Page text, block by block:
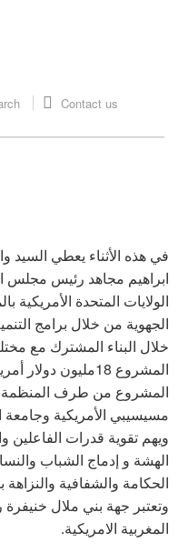
Contact us
في هذه الأثناء يعطي السيد
ابراهيم مجاهد رئيس مجلس
الولايات المتحدة الأمريكية
الجهوية من خلال برامج
خلال البناء المشترك مع
مسيسيبي الأمريكية
ويهم تقوية قدرات الفاعلين
الهشة و إدماج الشباب
الحكامة والشفافية
وتعتبر جهة بني ملال
المغربية الامريكية.